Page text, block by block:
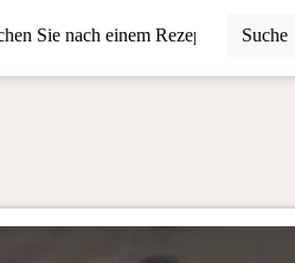
Suche